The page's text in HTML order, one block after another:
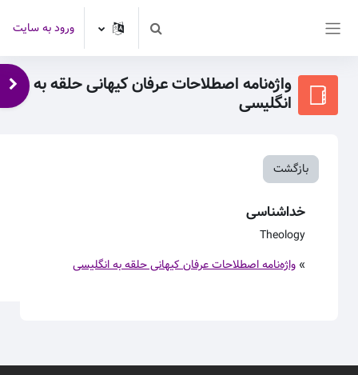
Toggle search inputورود به سایت
واژه‌نامه اصطلاحات عرفان کیهانی حلقه به
انگلیسی
بازگشت
خداشناسی
Theology
» واژه‌نامه اصطلاحات عرفان کیهانی حلقه به انگلیسی